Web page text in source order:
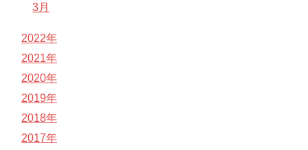
3月
2022年
2021年
2020年
2019年
2018年
2017年